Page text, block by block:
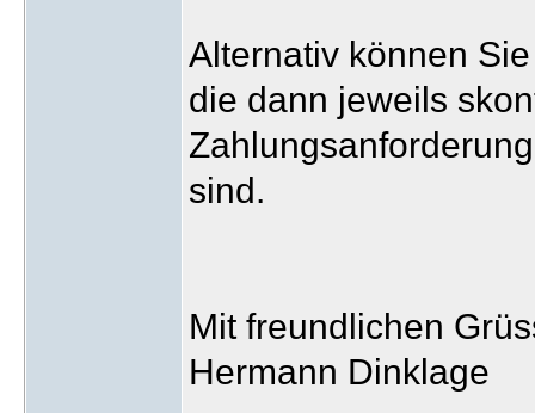
Alternativ können
die dann jeweils
sind.
Mit freundlichen
Hermann Dinklage